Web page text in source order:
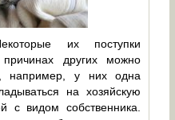
их поступки
других можно
например, у них одна
на хозяйскую
с видом собственника.